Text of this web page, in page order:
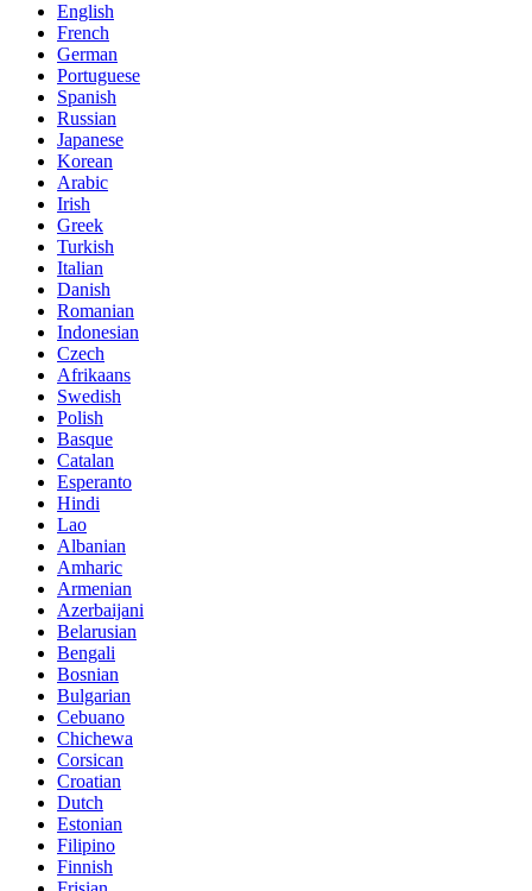
English
French
German
Portuguese
Spanish
Russian
Japanese
Korean
Arabic
Irish
Greek
Turkish
Italian
Danish
Romanian
Indonesian
Czech
Afrikaans
Swedish
Polish
Basque
Catalan
Esperanto
Hindi
Lao
Albanian
Amharic
Armenian
Azerbaijani
Belarusian
Bengali
Bosnian
Bulgarian
Cebuano
Chichewa
Corsican
Croatian
Dutch
Estonian
Filipino
Finnish